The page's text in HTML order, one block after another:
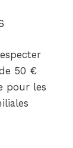
50 €
pour les